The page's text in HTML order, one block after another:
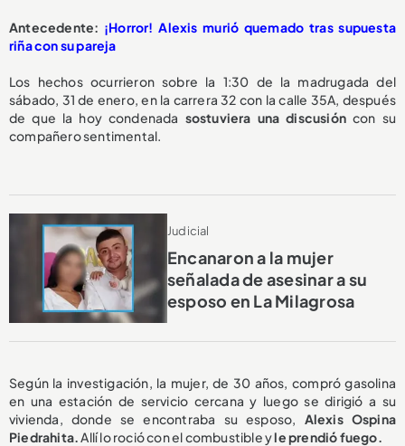
Antecedente: ¡Horror! Alexis murió quemado tras supuesta
riña con su pareja
Los hechos ocurrieron sobre la 1:30 de la madrugada del
sábado, 31 de enero, en la carrera 32 con la calle 35A, después
de que la hoy condenada sostuviera una discusión con su
compañero sentimental.
Judicial
Encanaron a la mujer
señalada de asesinar a su
esposo en La Milagrosa
Según la investigación, la mujer, de 30 años, compró gasolina
en una estación de servicio cercana y luego se dirigió a su
vivienda, donde se encontraba su esposo, Alexis Ospina
Piedrahita. Allí lo roció con el combustible yle prendió fuego.